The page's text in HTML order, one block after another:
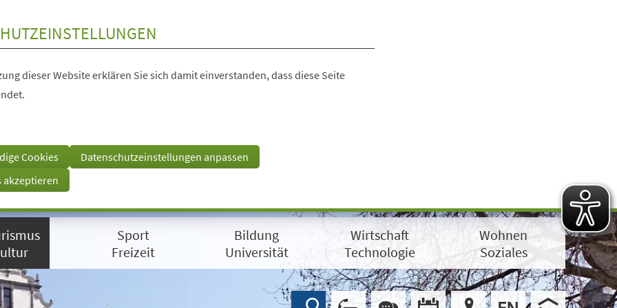
dieser Website erklären Sie sich damit einverstanden, dass diese Seite
Cookies
Datenschutzeinstellungen anpassen
akzeptieren
Sport
Freizeit
Bildung
Universität
Wirtschaft
Technologie
Wohnen
Soziales